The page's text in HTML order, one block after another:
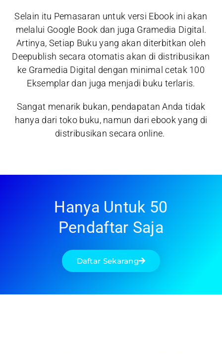
Selain itu Pemasaran untuk versi Ebook ini akan
melalui Google Book dan juga Gramedia Digital.
Artinya, Setiap Buku yang akan diterbitkan oleh
Deepublish secara otomatis akan di distribusikan
ke Gramedia Digital dengan minimal cetak 100
Eksemplar dan juga menjadi buku terlaris.
Sangat menarik bukan, pendapatan Anda tidak
hanya dari toko buku, namun dari ebook yang di
distribusikan secara online.
Hanya Untuk 50
Pendaftar Saja
Daftar Sekarang